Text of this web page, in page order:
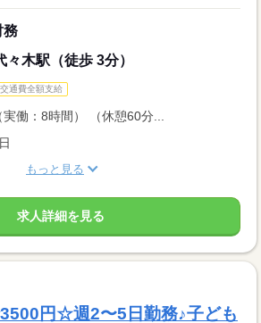
務
木駅（徒歩 3分）
交通費全額支給
働：8時間） （休憩60分...
もっと見る
求人詳細を見る
3500円☆週2〜5日勤務♪子ども